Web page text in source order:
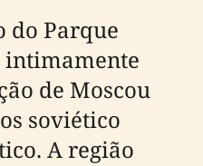
do Parque
de Moscou
soviético
A região